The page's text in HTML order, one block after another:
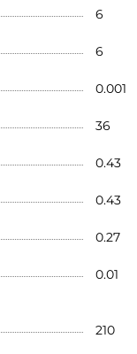
6
6
0.001
36
0.43
0.43
0.27
0.01
210